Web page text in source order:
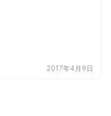
2017年4月9日